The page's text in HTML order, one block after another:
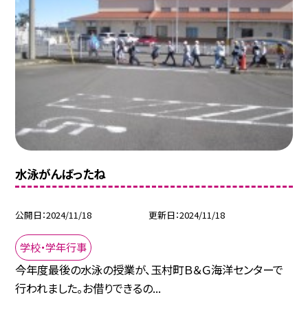
水泳がんばったね
公開日 2024/11/18 更新日 2024/11/18
学校・学年行事
今年度最後の水泳の授業が、玉村町Ｂ＆Ｇ海洋センターで
行われました。お借りできるの...